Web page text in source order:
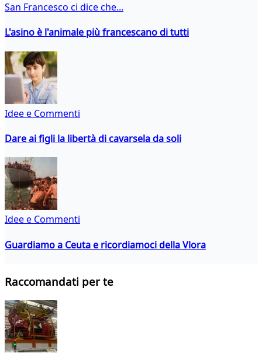
San Francesco ci dice che...
L'asino è l'animale più francescano di tutti
Idee e Commenti
Dare ai figli la libertà di cavarsela da soli
Idee e Commenti
Guardiamo a Ceuta e ricordiamoci della Vlora
Raccomandati per te